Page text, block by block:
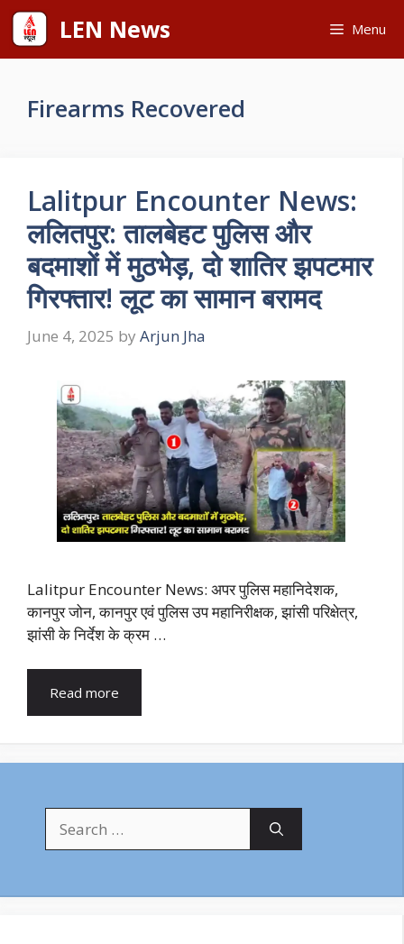
Skip
content
LEN News Menu
Firearms Recovered
Lalitpur Encounter News:
ललितपुर: तालबेहट पुलिस और
बदमाशों में मुठभेड़, दो शातिर झपटमार
गिरफ्तार! लूट का सामान बरामद
June 4, 2025 by Arjun Jha
Lalitpur Encounter News: अपर पुलिस महानिदेशक,
कानपुर जोन, कानपुर एवं पुलिस उप महानिरीक्षक, झांसी परिक्षेत्र,
झांसी के निर्देश के क्रम …
Read more
for: